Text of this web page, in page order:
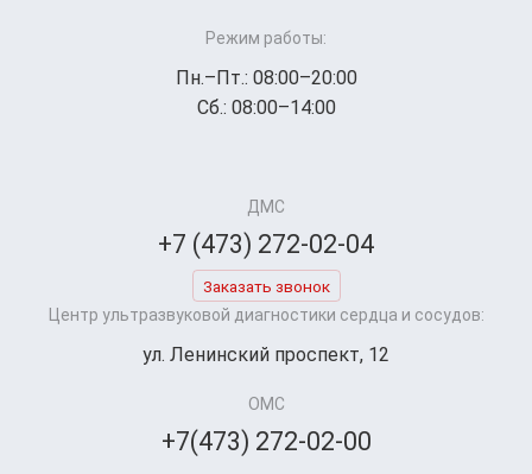
Режим работы:
Пн.–Пт.: 08:00–20:00
Сб.: 08:00–14:00
ДМС
+7 (473) 272-02-04
Заказать звонок
Центр ультразвуковой диагностики сердца и сосудов:
ул. Ленинский проспект, 12
ОМС
+7(473) 272-02-00